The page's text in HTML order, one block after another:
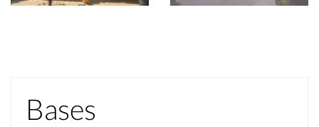
Bases